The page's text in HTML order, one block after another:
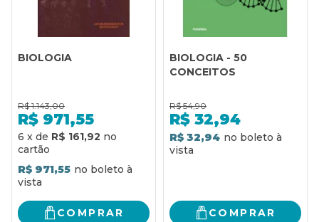
BIOLOGIA
R$ 1.143,00
R$ 971,55
6 x de R$ 161,92
R$ 971,55
COMPRAR
BIOLOGIA - 50
CONCEITOS
R$ 54,90
R$ 32,94
R$ 32,94
COMPRAR